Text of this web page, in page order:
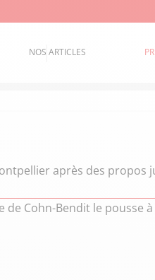
NOS ARTICLES
après des propos
Cohn-Bendit le pousse